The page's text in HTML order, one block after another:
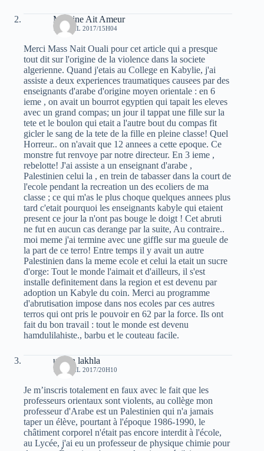
Massine Ait Ameur
15 AVRIL 2017/15H04
Merci Mass Nait Ouali pour cet article qui a presque
tout dit sur l'origine de la violence dans la societe
algerienne. Quand j'etais au College en Kabylie, j'ai
assiste a deux experiences traumatiques causees par des
enseignants d'arabe d'origine moyen orientale : en 6
ieme , on avait un bourrot egyptien qui tapait les eleves
avec un grand compas; un jour il tappat une fille sur la
tete et le boulon qui etait a l'autre bout du compas fit
gicler le sang de la tete de la fille en pleine classe! Quel
Horreur.. on n'avait que 12 annees a cette epoque. Ce
monstre fut renvoye par notre directeur. En 3 ieme ,
rebelotte! J'ai assiste a un enseignant d'arabe ,
Palestinien celui la , en trein de tabasser dans la court de
l'ecole pendant la recreation un des ecoliers de ma
classe ; ce qui m'as le plus choque quelques annees plus
tard c'etait pourquoi les enseignants kabyle qui etaient
present ce jour la n'ont pas bouge le doigt ! Cet abruti
ne fut en aucun cas derange par la suite, Au contraire..
moi meme j'ai termine avec une giffle sur ma gueule de
la part de ce terro! Entre temps il y avait un autre
Palestinien dans la meme ecole et celui la etait un sucre
d'orge: Tout le monde l'aimait et d'ailleurs, il s'est
installe definitement dans la region et est devenu par
adoption un Kabyle du coin. Merci au programme
d'abrutisation impose dans nos ecoles par ces autres
terros qui ont pris le pouvoir en 62 par la force. Ils ont
fait du bon travail : tout le monde est devenu
hamdulilahiste., barbu et le couteau facile.
uchan lakhla
15 AVRIL 2017/20H10
Je m’inscris totalement en faux avec le fait que les
professeurs orientaux sont violents, au collège mon
professeur d'Arabe est un Palestinien qui n'a jamais
taper un élève, pourtant à l'époque 1986-1990, le
châtiment corporel n'était pas encore interdit à l'école,
au Lycée, j'ai eu un professeur de physique chimie pour